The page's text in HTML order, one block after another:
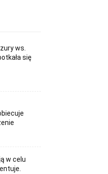
ws.
się
w celu